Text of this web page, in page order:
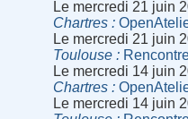
Le mercredi 21 juin
Chartres
Le mercredi 21 juin
Toulouse
Le mercredi 14 juin
Chartres
Le mercredi 14 juin